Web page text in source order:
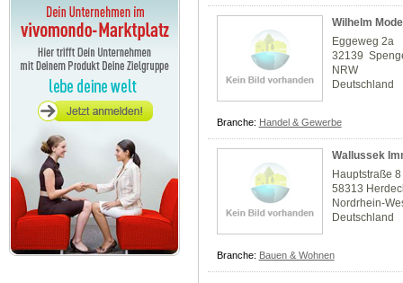
Wilhelm
Eggeweg 2a
32139
NRW
Deutschland
Branche: Handel & Gewerbe
Wallussek
Hauptstraße 8
58313
Nordrhein-
Deutschland
Branche: Bauen & Wohnen